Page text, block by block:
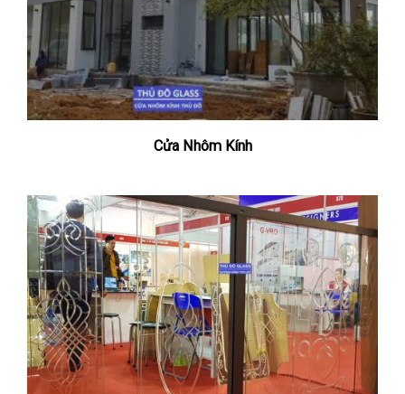
Cửa Nhôm Kính